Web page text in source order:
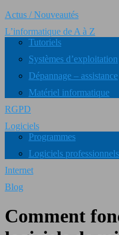
Actus / Nouveautés
L’informatique de A à Z
Tutoriels
Systèmes d’exploitation
Dépannage – assistance
Matériel informatique
RGPD
Logiciels
Programmes
Logiciels professionnels
Internet
Blog
Comment